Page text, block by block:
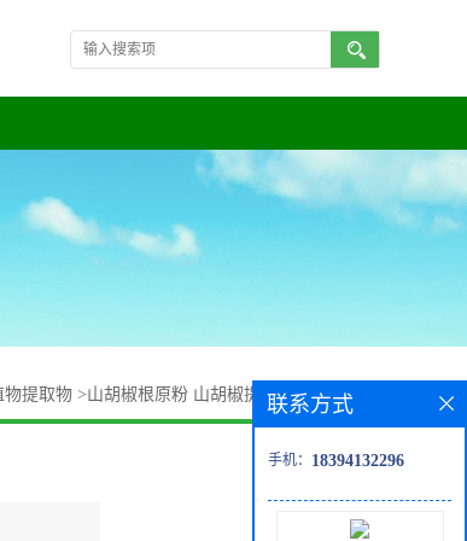
物提取物 >山胡椒根原粉 山胡椒提取物20:1 vu检测
联系方式
手机： 18394132296